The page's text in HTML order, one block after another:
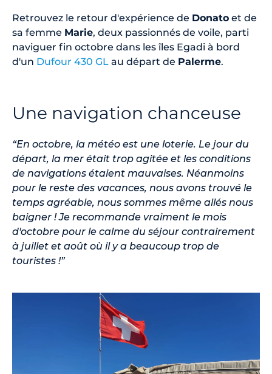
Retrouvez le retour d'expérience de Donato et de
sa femme Marie, deux passionnés de voile, parti
naviguer fin octobre dans les îles Egadi à bord
d'un Dufour 430 GL au départ de Palerme.
Une navigation chanceuse
“En octobre, la météo est une loterie. Le jour du
départ, la mer était trop agitée et les conditions
de navigations étaient mauvaises. Néanmoins
pour le reste des vacances, nous avons trouvé le
temps agréable, nous sommes même allés nous
baigner ! Je recommande vraiment le mois
d'octobre pour le calme du séjour contrairement
à juillet et août où il y a beaucoup trop de
touristes !”